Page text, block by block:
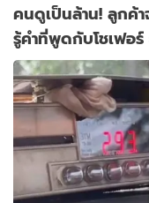
คนดูเป็นล้าน! ลูกค้า
รู้คำที่พูดกับโชเฟอ